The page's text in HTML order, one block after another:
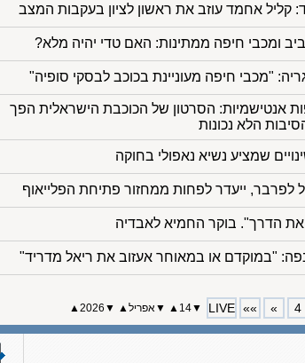
קליל אחמד עוזב את ראשון לציון בעקבות המצב
ומכבי חיפה ממתינות: האם טדי יהיה מלא?
"מכבי חיפה מעוניינת בכוכב לבסקי סופיה"
אנטישמיות: הסרטון של הכוכבת הישראלית הפך
הלא נכונות
שמציע נשיא נאפולי בחוקה
לפרבר, ייעדר לפחות ממחזור פתיחת הפלייאוף
את הדרך". בוקר החמיא לאבדיה
"במוקדם או במאוחר אעזוב את ריאל מדריד"
4
»
»»
LIVE
▼
14
▲
▼אפריל▲
▼
2026▲